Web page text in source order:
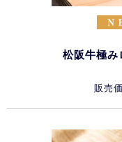
松阪牛極み
販売